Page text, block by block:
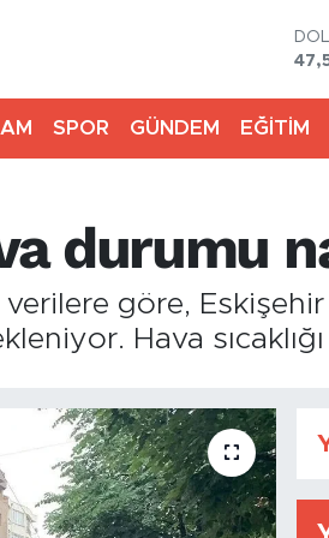
SPOR GÜNDEM EĞİTİM
durumu
göre,
Hava